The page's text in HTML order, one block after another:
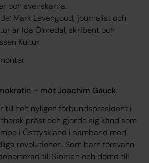
och svenskarna.
Mark Levengood, journalist och
är Ida Ölmedal, skribent och
Kultur
– möt Joachim Gauck
till helt nyligen förbundspresident i
präst och gjorde sig känd som
i Östtyskland i samband med
revolutionen. Som barn försvann
till Sibirien och dömd till